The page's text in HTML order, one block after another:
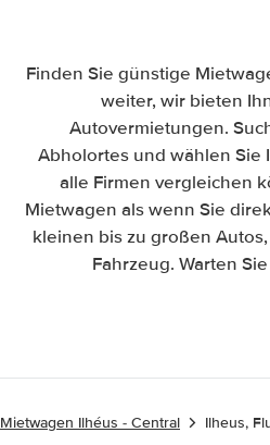
Finden Sie günstige
weiter, wir bieten
Autovermietungen.
Abholortes und wählen Sie
alle Firmen vergleichen
Mietwagen als wenn Sie
kleinen bis zu großen
Fahrzeug. Warten
Mietwagen Ilhéus - Central Ilheus,